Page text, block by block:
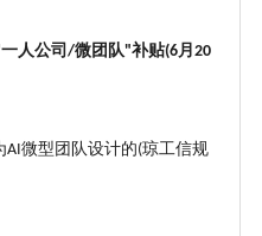
一人公司 /微团队"补贴(6月 20
AI微型团队设计的(琼工信规